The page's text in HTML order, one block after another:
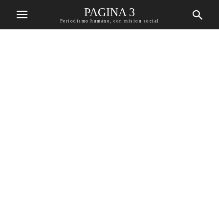
PAGINA 3
Periodismo humano, con mision social